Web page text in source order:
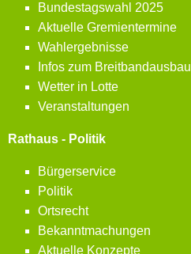
Bundestagswahl 2025
Aktuelle Gremientermine
Wahlergebnisse
Infos zum Breitbandausbau
Wetter in Lotte
Veranstaltungen
Rathaus - Politik
Bürgerservice
Politik
Ortsrecht
Bekanntmachungen
Aktuelle Konzepte